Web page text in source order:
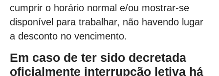
cumprir o horário normal e/ou mostrar-se
disponível para trabalhar, não havendo lugar
a desconto no vencimento.
Em caso de ter sido decretada
oficialmente interrupção letiva há